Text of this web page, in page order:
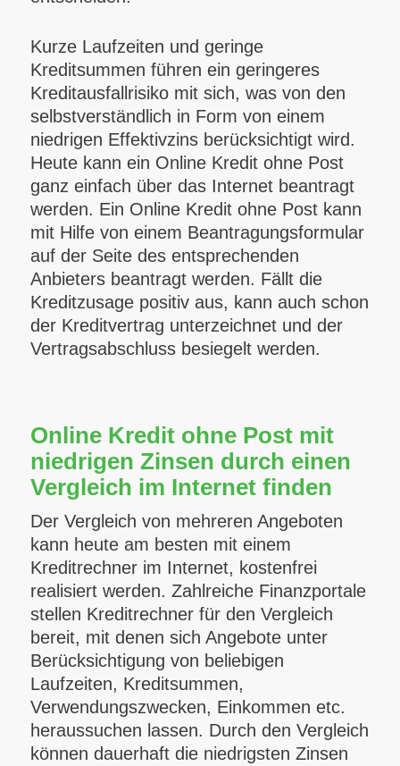
Kurze Laufzeiten und geringe
Kreditsummen führen ein geringeres
Kreditausfallrisiko mit sich, was von den
selbstverständlich in Form von einem
niedrigen Effektivzins berücksichtigt wird.
Heute kann ein Online Kredit ohne Post
ganz einfach über das Internet beantragt
werden. Ein Online Kredit ohne Post kann
mit Hilfe von einem Beantragungsformular
auf der Seite des entsprechenden
Anbieters beantragt werden. Fällt die
Kreditzusage positiv aus, kann auch schon
der Kreditvertrag unterzeichnet und der
Vertragsabschluss besiegelt werden.
Online Kredit ohne Post mit
niedrigen Zinsen durch einen
Vergleich im Internet finden
Der Vergleich von mehreren Angeboten
kann heute am besten mit einem
Kreditrechner im Internet, kostenfrei
realisiert werden. Zahlreiche Finanzportale
stellen Kreditrechner für den Vergleich
bereit, mit denen sich Angebote unter
Berücksichtigung von beliebigen
Laufzeiten, Kreditsummen,
Verwendungszwecken, Einkommen etc.
heraussuchen lassen. Durch den Vergleich
können dauerhaft die niedrigsten Zinsen